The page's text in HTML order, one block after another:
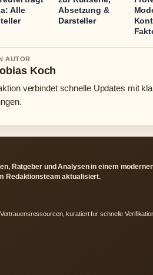
Alle
Absetzung &
Darsteller
AUTOR
Koch
verbindet schnelle Updates mit
Ratgeber und Analysen in einem
Redaktionsteam aktualisiert.
kuratiert fur schnelle